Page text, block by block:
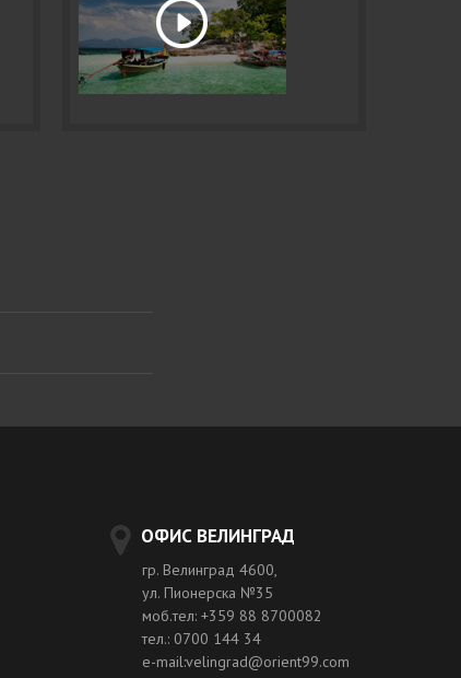
ОФИС ВЕЛИНГРАД
гр. Велинград 4600,
ул. Пионерска №35
моб.тел: +359 88 8700082
тел.: 0700 144 34
e-mail:velingrad@orient99.com